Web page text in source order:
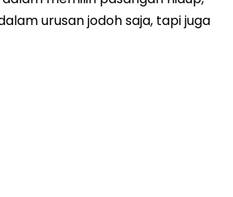
urusan jodoh saja, tapi juga